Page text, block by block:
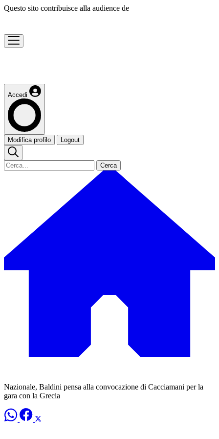
Questo sito contribuisce alla audience de
Accedi
Modifica profilo Logout
Cerca
Nazionale, Baldini pensa alla convocazione di Cacciamani per la
gara con la Grecia